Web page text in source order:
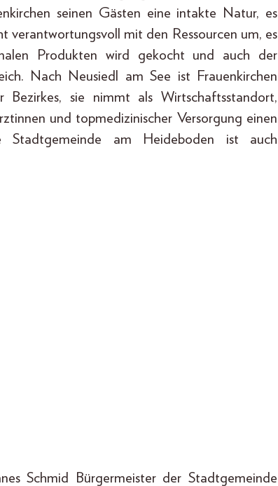
seinen Gästen eine intakte Natur, es
verantwortungsvoll mit den Ressourcen um, es
Produkten wird gekocht und auch der
Nach Neusiedl am See ist Frauenkirchen
sie nimmt als Wirtschaftsstandort,
und topmedizinischer Versorgung einen
Stadtgemeinde am Heideboden ist auch
Schmid Bürgermeister der Stadtgemeinde